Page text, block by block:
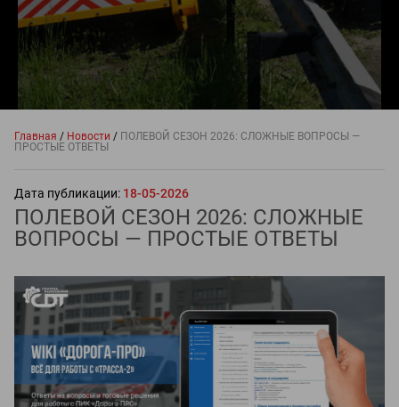
Главная / Новости / ПОЛЕВОЙ СЕЗОН 2026: СЛОЖНЫЕ ВОПРОСЫ —
ПРОСТЫЕ ОТВЕТЫ
ПОЛЕВОЙ СЕЗОН 2026: СЛОЖНЫЕ
ВОПРОСЫ — ПРОСТЫЕ ОТВЕТЫ
Дата публикации: 18-05-2026